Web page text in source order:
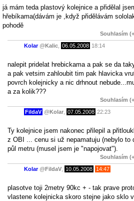
já mám teda plastový kolejnice a přidělal
hřebíkama(dávám je ,když přidělávám
pohodě
Souhlasím
Kolar @Kalic 06.05.2008 18:14
nalepit pridelat hrebickama a pak se da
a pak vetsim zahloubit tim pak hlavicka
povrch kolejnicky a nic drhnout
a za kolik???
Souhlasím
FildaV @Kolar 07.05.2008 22:23
Ty kolejnice jsem nakonec přilepil a
z OBI ... cenu si už nepamatuju (nebylo to
půl metru (musel jsem je "napojovat").
Souhlasím
Kolar @FildaV 10.05.2008 14:47
plasotve toji 2metry 90kc + - tak prave
vlastene kolejnicka skoro stejne jako sklo